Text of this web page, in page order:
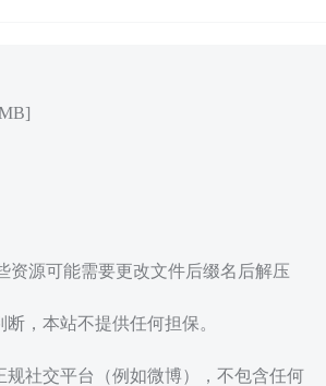
资源可能需要更改文件后缀名后解压
，本站不提供任何担保。
社交平台（例如微博），不包含任何